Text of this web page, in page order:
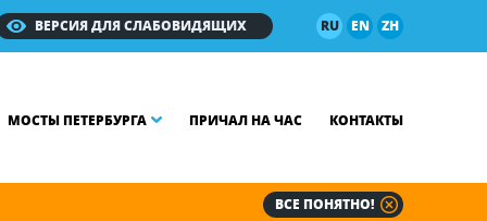
RU EN ZH
ВЕРСИЯ ДЛЯ СЛАБОВИДЯЩИХ
МОСТЫ ПЕТЕРБУРГА ПРИЧАЛ НА ЧАС КОНТАКТЫ
ВСЕ ПОНЯТНО!